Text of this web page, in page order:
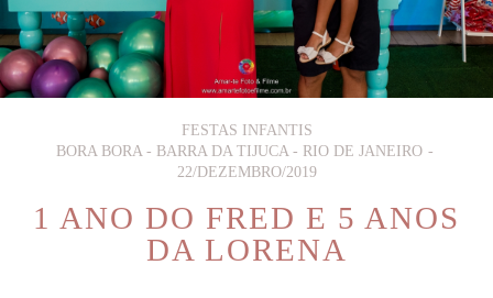
FESTAS INFANTIS
BORA BORA - BARRA DA TIJUCA - RIO DE JANEIRO
22/DEZEMBRO/2019
1 ANO DO FRED E 5 ANOS
DA LORENA